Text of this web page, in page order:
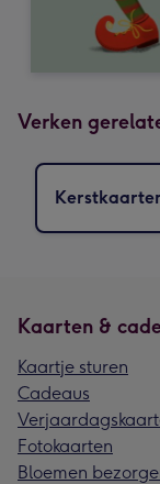
Verken
Kaarten &
Kaartje sturen
Cadeaus
Fotokaarten
Bloemen